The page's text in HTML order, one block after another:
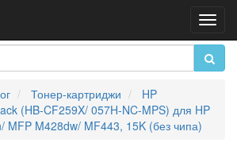
Тонер-картриджи
HP
(HB-CF259X/ 057H-NC-MPS) для HP
MFP M428dw/ MF443, 15K (без чипа)